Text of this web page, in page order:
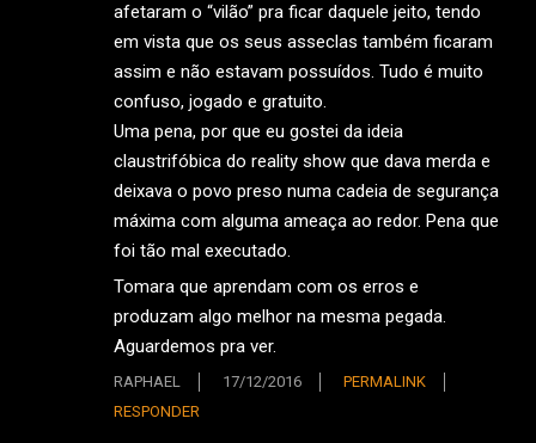
afetaram o “vilão” pra ficar daquele jeito, tendo
em vista que os seus asseclas também ficaram
assim e não estavam possuídos. Tudo é muito
confuso, jogado e gratuito.
Uma pena, por que eu gostei da ideia
claustrifóbica do reality show que dava merda e
deixava o povo preso numa cadeia de segurança
máxima com alguma ameaça ao redor. Pena que
foi tão mal executado.
Tomara que aprendam com os erros e
produzam algo melhor na mesma pegada.
Aguardemos pra ver.
RAPHAEL 17/12/2016
PERMALINK
RESPONDER